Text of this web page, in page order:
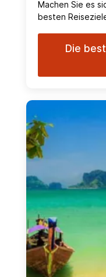
Machen Sie es
besten
Die